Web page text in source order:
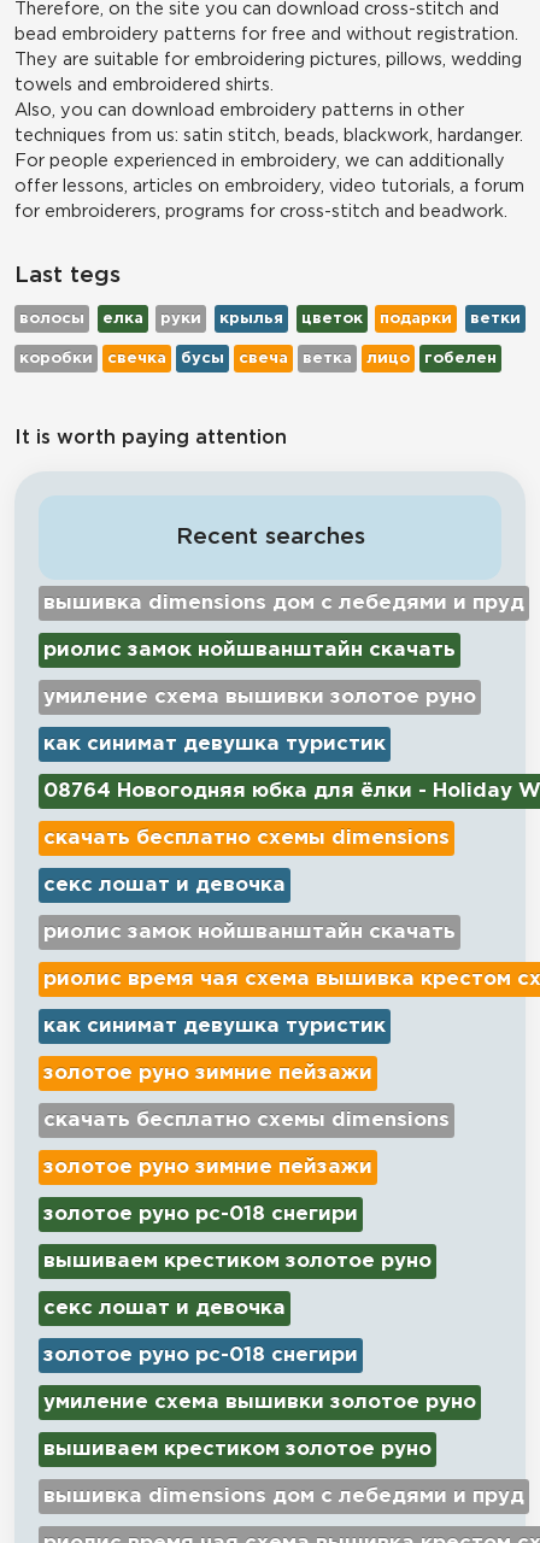
Therefore, on the site you can download cross-stitch and
bead embroidery patterns for free and without registration.
They are suitable for embroidering pictures, pillows, wedding
towels and embroidered shirts.
Also, you can download embroidery patterns in other
techniques from us: satin stitch, beads, blackwork, hardanger.
For people experienced in embroidery, we can additionally
offer lessons, articles on embroidery, video tutorials, a forum
for embroiderers, programs for cross-stitch and beadwork.
Last tegs
волосы елка руки крылья цветок подарки ветки
коробки свечка бусы свеча ветка лицо гобелен
It is worth paying attention
Recent searches
вышивка dimensions дом с лебедями и пруд
риолис замок нойшванштайн скачать
умиление схема вышивки золотое руно
как синимат девушка туристик
08764 Новогодняя юбка для ёлки - Holiday
скачать бесплатно схемы dimensions
секс лошат и девочка
риолис замок нойшванштайн скачать
риолис время чая схема вышивка крестом
как синимат девушка туристик
золотое руно зимние пейзажи
скачать бесплатно схемы dimensions
золотое руно зимние пейзажи
золотое руно рс-018 снегири
вышиваем крестиком золотое руно
секс лошат и девочка
золотое руно рс-018 снегири
умиление схема вышивки золотое руно
вышиваем крестиком золотое руно
вышивка dimensions дом с лебедями и пруд